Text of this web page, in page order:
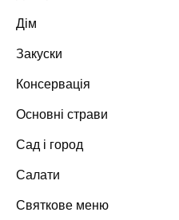
Дім
Закуски
Консервація
Основні страви
Сад і город
Салати
Святкове меню